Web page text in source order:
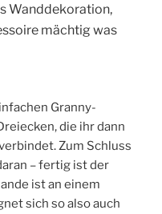
Wanddekoration,
mächtig was
Granny-
die ihr dann
Zum Schluss
– fertig ist der
ist an einem
sich so also auch